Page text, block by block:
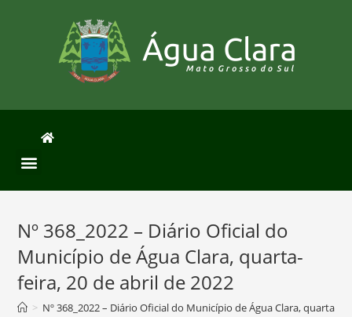
Nº 368_2022 – Diário Oficial do
Município de Água Clara, quarta-
feira, 20 de abril de 2022
> Nº 368_2022 – Diário Oficial do Município de Água Clara, quarta-